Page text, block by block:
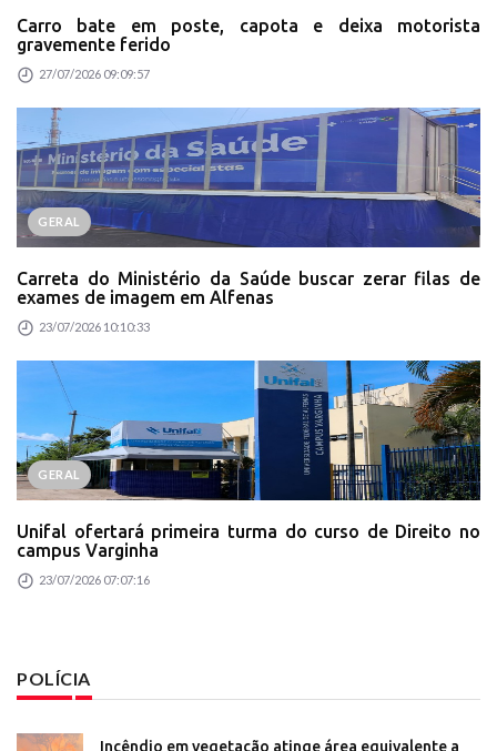
Carro bate em poste, capota e deixa motorista
gravemente ferido
27/07/2026 09:09:57
GERAL
Carreta do Ministério da Saúde buscar zerar filas de
exames de imagem em Alfenas
23/07/2026 10:10:33
GERAL
Unifal ofertará primeira turma do curso de Direito no
campus Varginha
23/07/2026 07:07:16
POLÍCIA
Incêndio em vegetação atinge área equivalente a